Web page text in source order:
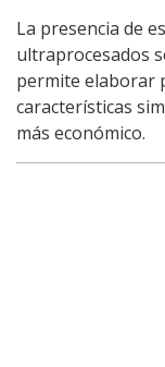
La presencia de
ultraprocesados
permite elaborar
características
más económico.